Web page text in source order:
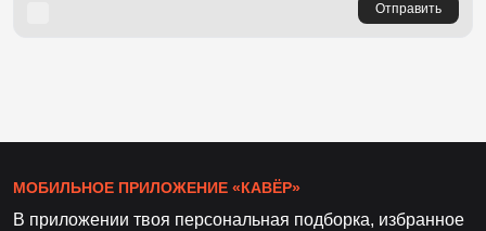
Отправить
МОБИЛЬНОЕ ПРИЛОЖЕНИЕ «КАВЁР»
В приложении твоя персональная подборка, избранное